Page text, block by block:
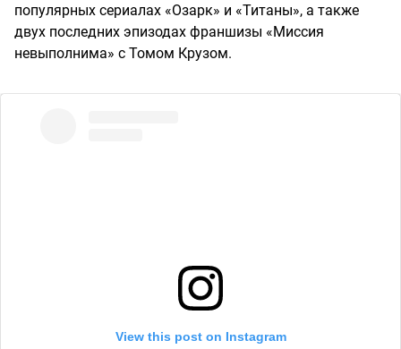
популярных сериалах «Озарк» и «Титаны», а также
двух последних эпизодах франшизы «Миссия
невыполнима» с Томом Крузом.
View this post on Instagram